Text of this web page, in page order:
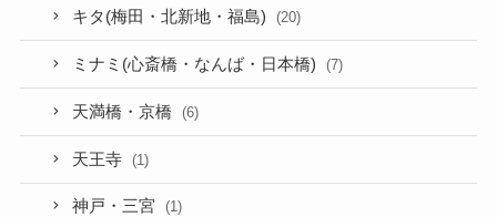
キタ(梅田・北新地・福島) (20)
ミナミ(心斎橋・なんば・日本橋) (7)
天満橋・京橋 (6)
天王寺 (1)
神戸・三宮 (1)